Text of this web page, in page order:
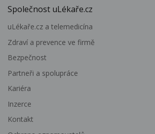
Společnost uLékaře.cz
uLékaře.cz a telemedicína
Zdraví a prevence ve firmě
Bezpečnost
Partneři a spolupráce
Kariéra
Inzerce
Kontakt